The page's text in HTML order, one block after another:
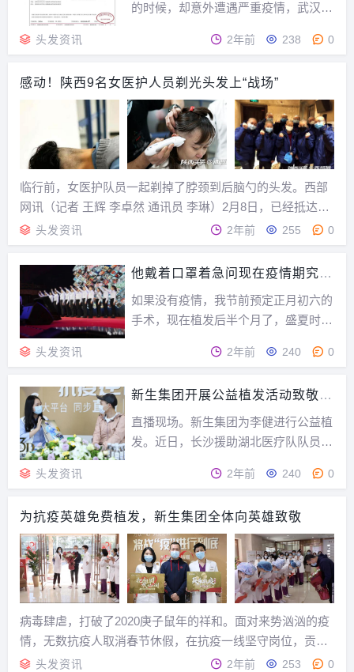
学”做深做细植...
的时候，却意外遭遇严重疫情，武汉肺
遇难人员直线式上升，全国人民无暇顾
抗击新型冠状病毒尽可能速战速决！没
有哪一个春节像今年这样叫人百感交
集！疫情牵动每一个雍...
头发资讯 2年前 238 0
感动！陕西9名女医护人员剃光头发上“战场”
临行前，女医护队员一起剃掉了脖颈到后脑勺的头发。西部
网讯（记者 王辉 李卓然 通讯员 李琳）2月8日，已经抵达武
汉驻地的西安交大一附院东院支援武汉抗疫医疗队的9名女医
护队员陆续剃光了一头秀发，只为防疫过关。一名女医护队
员看着一缕一缕掉在地上的长发，忍不住哭...
头发资讯 2年前 255 0
他戴着口罩着急问现在疫情期究竟
如果没有疫情，我节前预定正月初六的
手术，现在植发后半个月了，盛夏时就
疫情，我就在正月初十植发了，这两天
元宵节植发了，现在心里也踏实下来
了。可是，偏偏没有如果，疫情就这么
突如其来，谁都没想到...
头发资讯 2年前 240 0
新生集团开展公益植发活动致敬抗
直播现场。新生集团为李健进行公益植
发。近日，长沙援助湖北医疗队队员、
护士李健来到新生集团，通过央视频移
过程中的所历所感。现场，新生集团还
为李健进行了公益头植发，帮助其恢复
毛发健康。突如其来...
头发资讯 2年前 240 0
为抗疫英雄免费植发，新生集团全体向英雄致敬
病毒肆虐，打破了2020庚子鼠年的祥和。面对来势汹汹的疫
情，无数抗疫人取消春节休假，在抗疫一线坚守岗位，贡献
自己的力量。新生植发在此由衷地对这些“抗疫英雄”说一
头发资讯 2年前 253 0